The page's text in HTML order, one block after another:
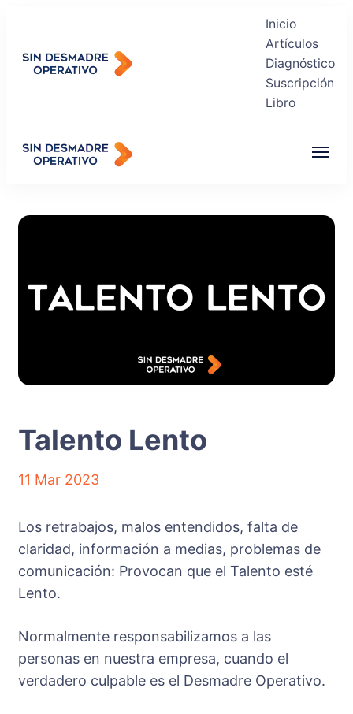
Sin Desmadre Operativo
Inicio
Artículos
Diagnóstico
Suscripción
Libro
Talento Lento
11 Mar 2023
Los retrabajos, malos entendidos, falta de
claridad, información a medias, problemas de
comunicación: Provocan que el Talento esté
Lento.
Normalmente responsabilizamos a las
personas en nuestra empresa, cuando el
verdadero culpable es el Desmadre Operativo.